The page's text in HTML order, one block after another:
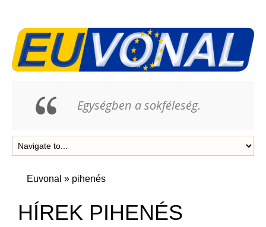
Egységben a sokféleség.
Euvonal » pihenés
HÍREK PIHENÉS